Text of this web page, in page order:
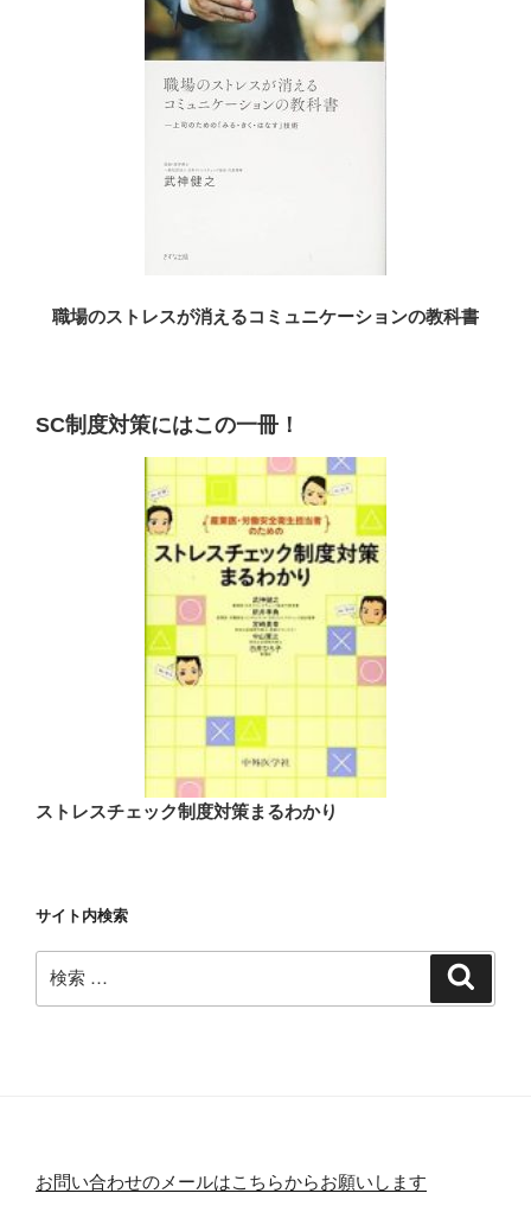
職場のストレスが消えるコミュニケーションの教科書
SC制度対策にはこの一冊！
ストレスチェック制度対策まるわかり
サイト内検索
検
索:
お問い合わせのメールはこちらからお願いします